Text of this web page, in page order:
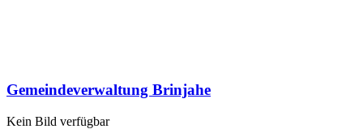
Gemeindeverwaltung Brinjahe
Kein Bild verfügbar